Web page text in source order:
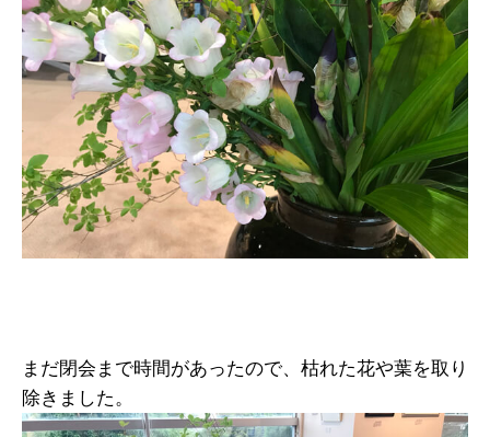
まだ閉会まで時間があったので、枯れた花や葉を取り
除きました。